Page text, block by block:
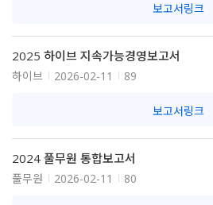
보고서링크
2025 하이브 지속가능경영보고서
하이브 2026-02-11 89
보고서링크
2024 풀무원 통합보고서
풀무원 2026-02-11 80